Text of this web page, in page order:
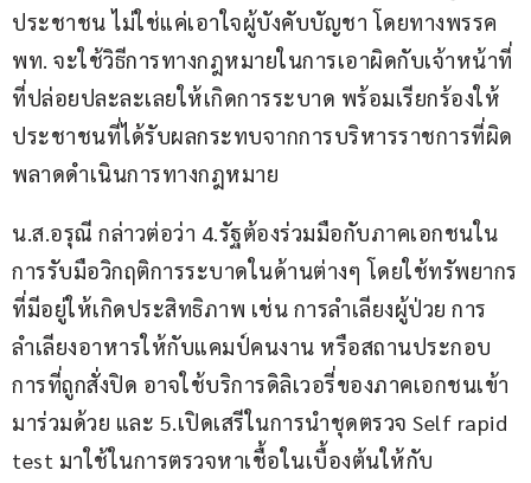
ประชาชน ไม่ใช่แค่เอาใจผู้บังคับบัญชา โดยทางพรรค
พท. จะใช้วิธีการทางกฎหมายในการเอาผิดกับเจ้าหน้าที่
ที่ปล่อยปละละเลยให้เกิดการระบาด พร้อมเรียกร้องให้
ประชาชนที่ได้รับผลกระทบจากการบริหารราชการที่ผิด
พลาดดำเนินการทางกฎหมาย
น.ส.อรุณี กล่าวต่อว่า 4.รัฐต้องร่วมมือกับภาคเอกชนใน
การรับมือวิกฤติการระบาดในด้านต่างๆ โดยใช้ทรัพยากร
ที่มีอยู่ให้เกิดประสิทธิภาพ เช่น การลำเลียงผู้ป่วย การ
ลำเลียงอาหารให้กับแคมป์คนงาน หรือสถานประกอบ
การที่ถูกสั่งปิด อาจใช้บริการดิลิเวอรี่ของภาคเอกชนเข้า
มาร่วมด้วย และ 5.เปิดเสรีในการนำชุดตรวจ Self rapid
test มาใช้ในการตรวจหาเชื้อในเบื้องต้นให้กับ